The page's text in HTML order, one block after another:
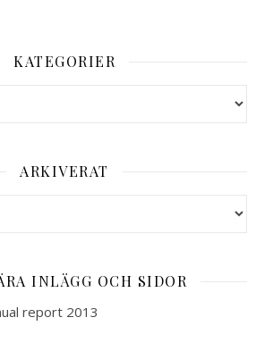
KATEGORIER
ARKIVERAT
INLÄGG OCH SIDOR
report 2013